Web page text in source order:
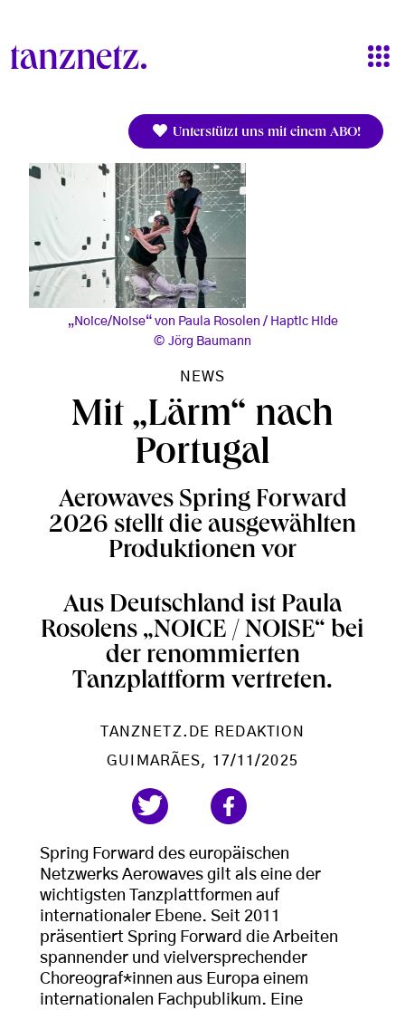
Unterstützt uns mit einem ABO!
„Noice/Noise“ von Paula Rosolen / Haptic Hide
Jörg Baumann
NEWS
Mit „Lärm“ nach
Portugal
Aerowaves Spring Forward
2026 stellt die ausgewählten
Produktionen vor
Aus Deutschland ist Paula
Rosolens „NOICE / NOISE“ bei
der renommierten
Tanzplattform vertreten.
TANZNETZ.DE REDAKTION
GUIMARÃES, 17/11/2025
Spring Forward des europäischen
Netzwerks Aerowaves gilt als eine der
wichtigsten Tanzplattformen auf
internationaler Ebene. Seit 2011
präsentiert Spring Forward die Arbeiten
spannender und vielversprechender
Choreograf*innen aus Europa einem
internationalen Fachpublikum. Eine